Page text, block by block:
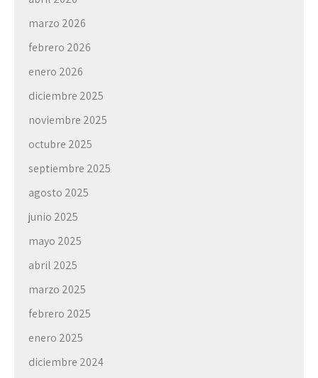
marzo 2026
febrero 2026
enero 2026
diciembre 2025
noviembre 2025
octubre 2025
septiembre 2025
agosto 2025
junio 2025
mayo 2025
abril 2025
marzo 2025
febrero 2025
enero 2025
diciembre 2024